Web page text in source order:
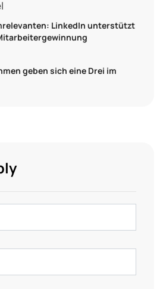
LinkedIn unterstützt
geben sich eine Drei im